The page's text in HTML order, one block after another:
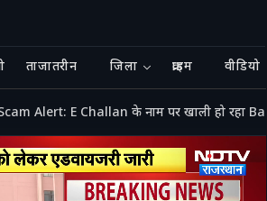
ताजातरीन जिला क्राइम वीडियो
Alert: E Challan के नाम पर खाली हो